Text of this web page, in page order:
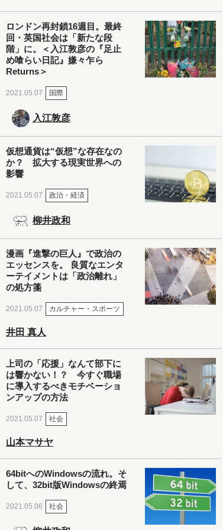
ロンドン再封鎖16週目。最終
回・英国社会は「新たな段
階」に。＜入江敦彦の『足止
め喰らい日記』嫌々乍ら
Returns＞
2021.05.07 国際
入江敦彦
仮想通貨は“仮想”な存在なの
か？ 拡大する現実世界への
影響
2021.05.07 政治・経済
柳井政和
漫画『進撃の巨人』で政治の
エッセンスを。 良質なエンタ
ーテイメントは「政治離れ」
の処方箋
2021.05.07 カルチャー・スポーツ
井田 真人
上司の「応援」なんて部下に
は響かない！？ 今すぐ職場
に導入するべきモチベーショ
ンアップの方法
2021.05.07 社会
山本マサヤ
64bitへのWindowsの流れ。そ
して、32bit版Windowsの終焉
2021.05.06 社会